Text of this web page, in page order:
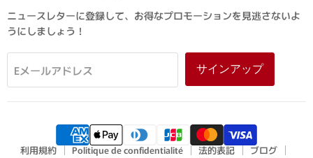
見
つ
く
て
く
い
て
く
い
て
ニュースレターに登録して、お得なプロモーションを見逃さないよ
うにしましょう！
Eメールアドレス サインアップ
利用規約 Politique de confidentialité 法的表記
ブログ